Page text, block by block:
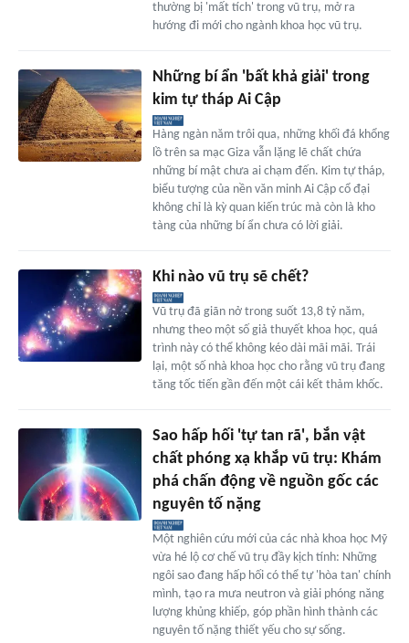
thường bị 'mất tích' trong vũ trụ, mở ra
hướng đi mới cho ngành khoa học vũ trụ.
Những bí ẩn 'bất khả giải' trong
kim tự tháp Ai Cập
Hàng ngàn năm trôi qua, những khối đá khổng
lồ trên sa mạc Giza vẫn lặng lẽ chất chứa
những bí mật chưa ai chạm đến. Kim tự tháp,
biểu tượng của nền văn minh Ai Cập cổ đại
không chỉ là kỳ quan kiến trúc mà còn là kho
tàng của những bí ẩn chưa có lời giải.
Khi nào vũ trụ sẽ chết?
Vũ trụ đã giãn nở trong suốt 13,8 tỷ năm,
nhưng theo một số giả thuyết khoa học, quá
trình này có thể không kéo dài mãi mãi. Trái
lại, một số nhà khoa học cho rằng vũ trụ đang
tăng tốc tiến gần đến một cái kết thảm khốc.
Sao hấp hối 'tự tan rã', bắn vật
chất phóng xạ khắp vũ trụ: Khám
phá chấn động về nguồn gốc các
nguyên tố nặng
Một nghiên cứu mới của các nhà khoa học Mỹ
vừa hé lộ cơ chế vũ trụ đầy kịch tính: Những
ngôi sao đang hấp hối có thể tự 'hòa tan' chính
mình, tạo ra mưa neutron và giải phóng năng
lượng khủng khiếp, góp phần hình thành các
nguyên tố nặng thiết yếu cho sự sống.